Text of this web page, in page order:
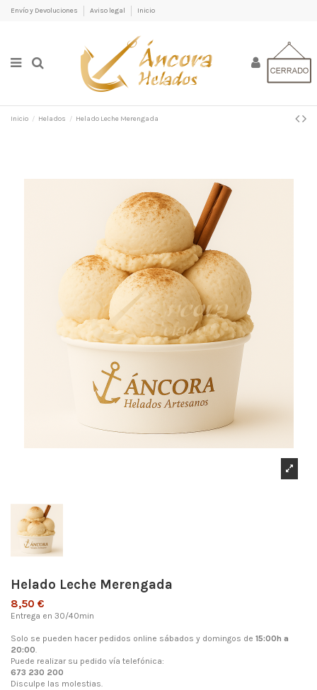
Envío y Devoluciones Aviso legal Inicio
Inicio Helados Helado Leche Merengada
Helado Leche Merengada
8,50 €
Entrega en 30/40min
Solo se pueden hacer pedidos online sábados y domingos de 15:00h a
20:00.
Puede realizar su pedido vía telefónica:
673 230 200
Disculpe las molestias.